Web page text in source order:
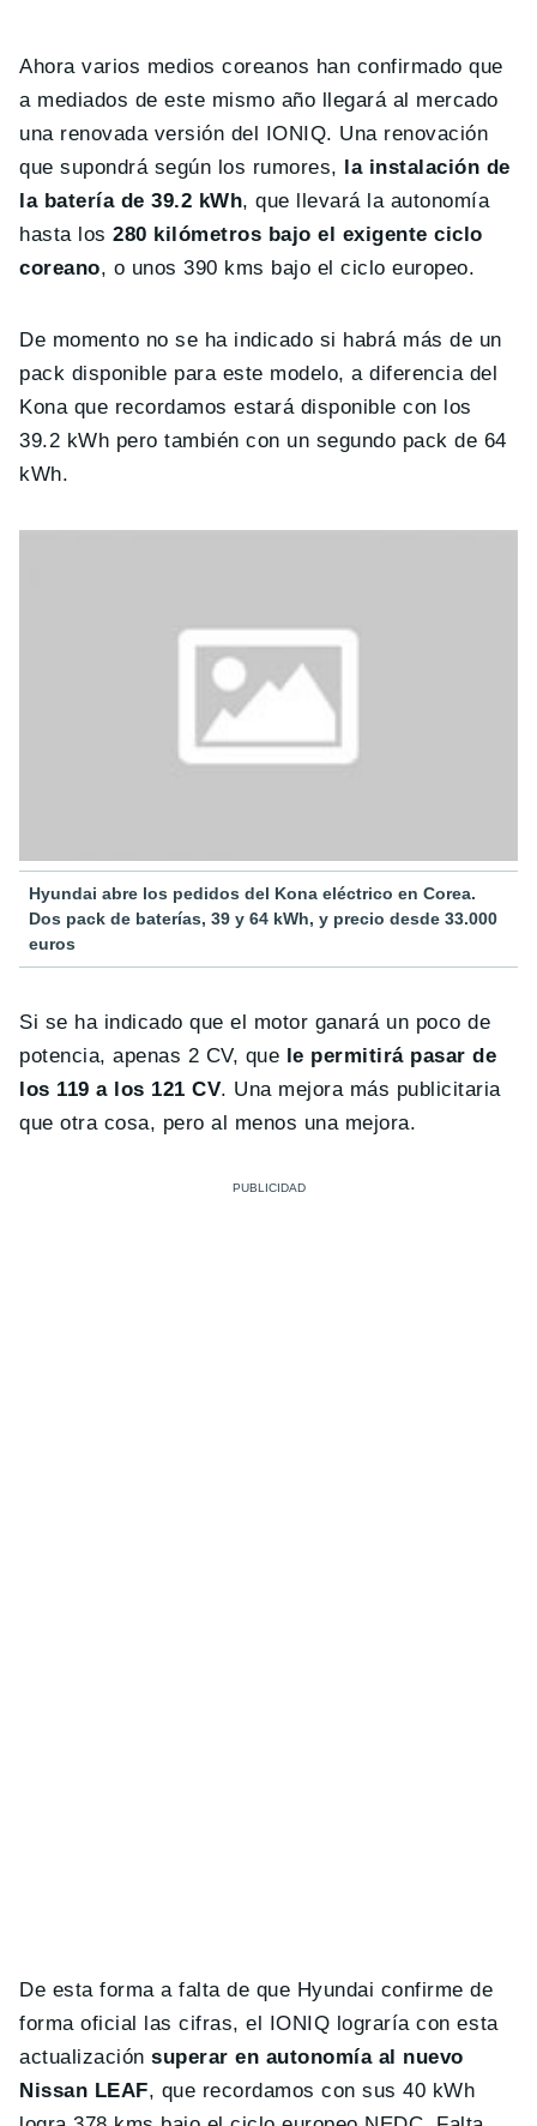
Ahora varios medios coreanos han confirmado que
a mediados de este mismo año llegará al mercado
una renovada versión del IONIQ. Una renovación
que supondrá según los rumores, la instalación de
la batería de 39.2 kWh, que llevará la autonomía
hasta los 280 kilómetros bajo el exigente ciclo
coreano, o unos 390 kms bajo el ciclo europeo.
De momento no se ha indicado si habrá más de un
pack disponible para este modelo, a diferencia del
Kona que recordamos estará disponible con los
39.2 kWh pero también con un segundo pack de 64
kWh.
Hyundai abre los pedidos del Kona eléctrico en Corea.
Dos pack de baterías, 39 y 64 kWh, y precio desde 33.000
euros
Si se ha indicado que el motor ganará un poco de
potencia, apenas 2 CV, que le permitirá pasar de
los 119 a los 121 CV. Una mejora más publicitaria
que otra cosa, pero al menos una mejora.
De esta forma a falta de que Hyundai confirme de
forma oficial las cifras, el IONIQ lograría con esta
actualizaciónsuperar en autonomía al nuevo
Nissan LEAF, que recordamos con sus 40 kWh